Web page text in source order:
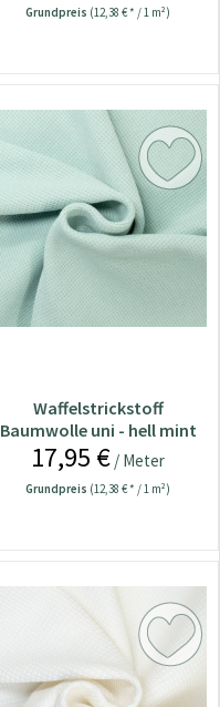
Grundpreis (12,38 € * / 1 m²)
Waffelstrickstoff
Baumwolle uni - hell mint
17,95 € / Meter
Grundpreis (12,38 € * / 1 m²)